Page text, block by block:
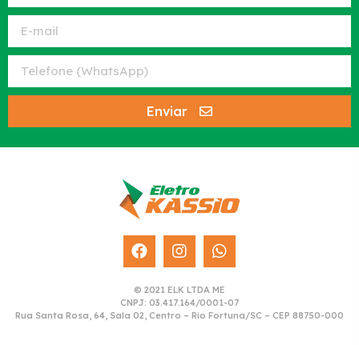
Enviar
© 2021 ELK LTDA ME
CNPJ: 03.417.164/0001-07
Rua Santa Rosa, 64, Sala 02, Centro – Rio Fortuna/SC – CEP 88750-000